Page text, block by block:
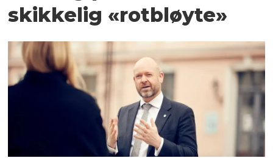
skikkelig «rotbløyte»